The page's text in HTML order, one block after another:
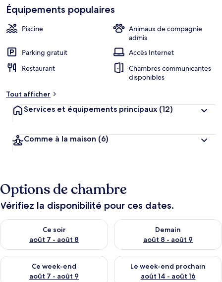
Équipements populaires
Piscine
Animaux de compagnie
admis
Parking gratuit
Accès Internet
Restaurant
Chambres communicantes
disponibles
Tout afficher
Services et équipements principaux (12)
Comme à la maison (6)
Options de chambre
Vérifiez la disponibilité pour ces dates.
Ce soir
août 7 - août 8
Vérifier la disponibilité pour ce soir août 7 - août 8
Demain
août 8 - août 9
Vérifier la disponibilité pour
Ce week-end
août 7 - août 9
Vérifier la disponibilité pour ce week-end août 7 - août 9
Le week-end prochain
août 14 - août 16
Vérifier la disponibilité pour